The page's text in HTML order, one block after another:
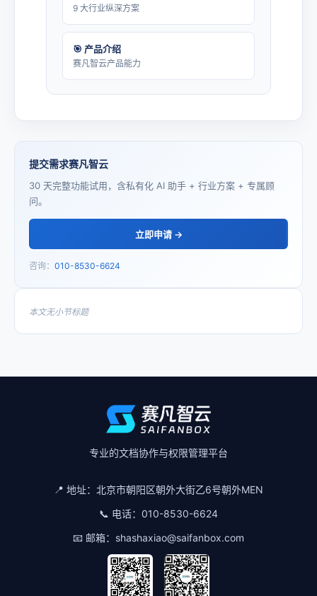
9 大行业纵深方案
🎯 产品介绍
赛凡智云产品能力
提交需求赛凡智云
30 天完整功能试用，含私有化 AI 助手 + 行业方案 + 专属顾
问。
立即申请 →
咨询： 010-8530-6624
本文无小节标题
专业的文档协作与权限管理平台
📍 地址： 北京市朝阳区朝外大街乙6号朝外MEN
📞 电话： 010-8530-6624
📧 邮箱： shashaxiao@saifanbox.com